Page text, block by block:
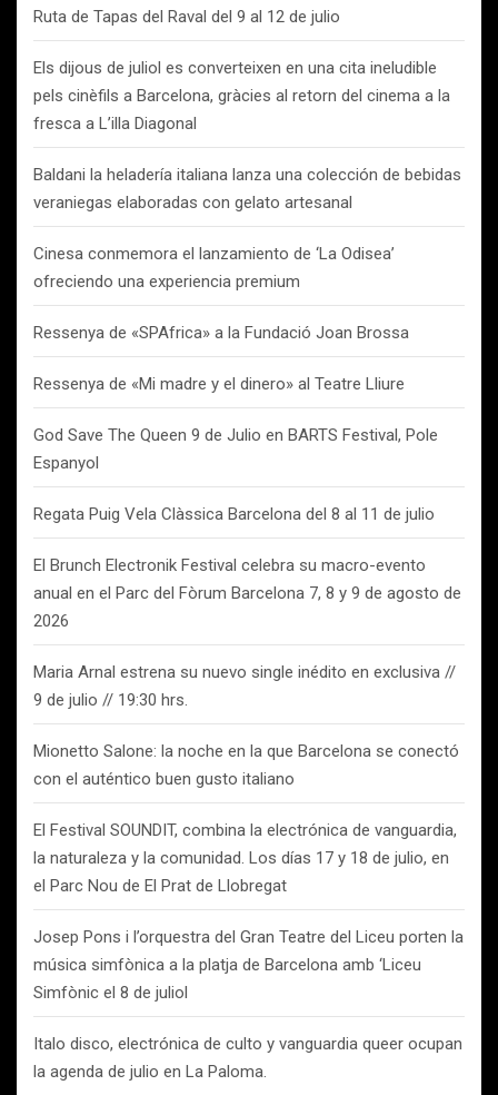
Ruta de Tapas del Raval del 9 al 12 de julio
Els dijous de juliol es converteixen en una cita ineludible
pels cinèfils a Barcelona, gràcies al retorn del cinema a la
fresca a L’illa Diagonal
Baldani la heladería italiana lanza una colección de bebidas
veraniegas elaboradas con gelato artesanal
Cinesa conmemora el lanzamiento de ‘La Odisea’
ofreciendo una experiencia premium
Ressenya de «SPAfrica» a la Fundació Joan Brossa
Ressenya de «Mi madre y el dinero» al Teatre Lliure
God Save The Queen 9 de Julio en BARTS Festival, Pole
Espanyol
Regata Puig Vela Clàssica Barcelona del 8 al 11 de julio
El Brunch Electronik Festival celebra su macro-evento
anual en el Parc del Fòrum Barcelona 7, 8 y 9 de agosto de
2026
Maria Arnal estrena su nuevo single inédito en exclusiva //
9 de julio // 19:30 hrs.
Mionetto Salone: la noche en la que Barcelona se conectó
con el auténtico buen gusto italiano
El Festival SOUNDIT, combina la electrónica de vanguardia,
la naturaleza y la comunidad. Los días 17 y 18 de julio, en
el Parc Nou de El Prat de Llobregat
Josep Pons i l’orquestra del Gran Teatre del Liceu porten la
música simfònica a la platja de Barcelona amb ‘Liceu
Simfònic el 8 de juliol
Italo disco, electrónica de culto y vanguardia queer ocupan
la agenda de julio en La Paloma.